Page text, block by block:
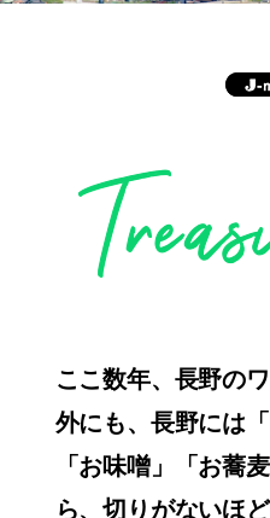
ここ数年、長野の
外にも、長野には
「お味噌」「お蕎
ら、切りがないほ